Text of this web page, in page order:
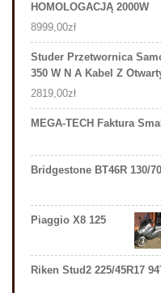
HOMOLOGACJĄ 2000W
8999,00zł
Studer Przetwornica
350 W N A Kabel Z
2819,00zł
MEGA-TECH Faktura
Bridgestone BT46R 130/
Piaggio X8 125
Riken Stud2 225/45R17